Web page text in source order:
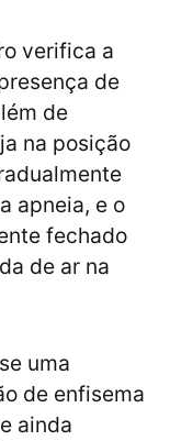
verifica a
de
de
na posição
apneia, e o
fechado
de ar na
uma
de enfisema
ainda